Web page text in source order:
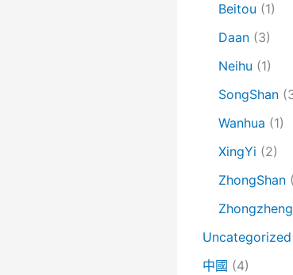
Beitou (1)
Daan (3)
Neihu (1)
SongShan
Wanhua (1)
XingYi (2)
ZhongShan
Zhongzheng
Uncategorized
中國 (4)